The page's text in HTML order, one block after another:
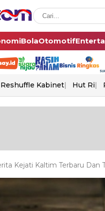
BolaOtomotif
Reshuffle Kabinet Hut Ri
Kejati Kaltim Terbaru Dan